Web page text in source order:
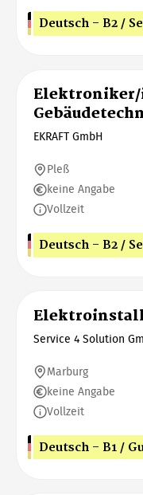
Deutsch - B2 /
EKRAFT GmbH
Pleß
keine Angabe
Vollzeit
Deutsch - B2 /
Service 4 Solution
Marburg
keine Angabe
Vollzeit
Deutsch - B1 /